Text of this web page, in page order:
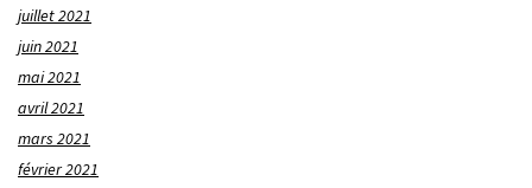
juillet 2021
juin 2021
mai 2021
avril 2021
mars 2021
février 2021